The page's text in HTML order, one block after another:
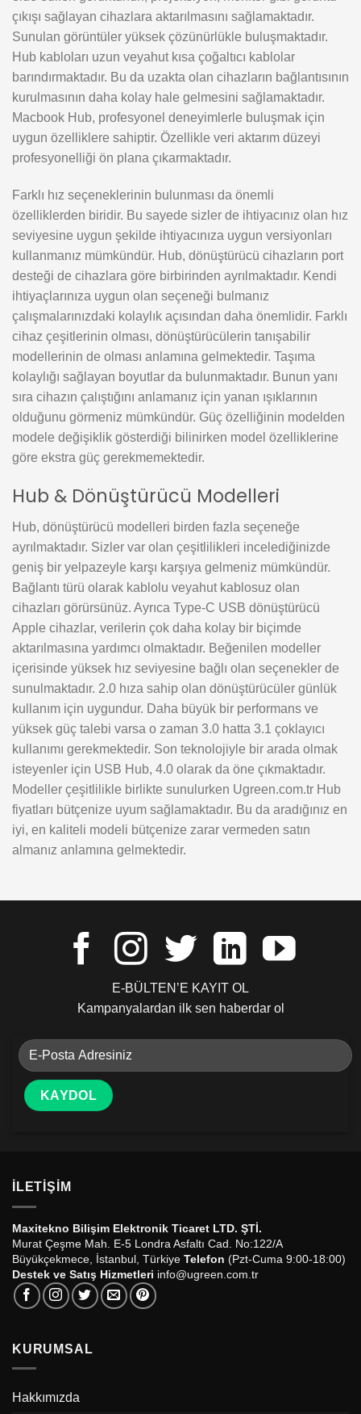
çıkışı sağlayan cihazlara aktarılmasını sağlamaktadır.
Sunulan görüntüler yüksek çözünürlükle buluşmaktadır.
Hub kabloları uzun veyahut kısa çoğaltıcı kablolar
barındırmaktadır. Bu da uzakta olan cihazların bağlantısının
kurulmasının daha kolay hale gelmesini sağlamaktadır.
Macbook Hub, profesyonel deneyimlerle buluşmak için
uygun özelliklere sahiptir. Özellikle veri aktarım düzeyi
profesyonelliği ön plana çıkarmaktadır.
Farklı hız seçeneklerinin bulunması da önemli
özelliklerden biridir. Bu sayede sizler de ihtiyacınız olan hız
seviyesine uygun şekilde ihtiyacınıza uygun versiyonları
kullanmanız mümkündür. Hub, dönüştürücü cihazların port
desteği de cihazlara göre birbirinden ayrılmaktadır. Kendi
ihtiyaçlarınıza uygun olan seçeneği bulmanız
çalışmalarınızdaki kolaylık açısından daha önemlidir. Farklı
cihaz çeşitlerinin olması, dönüştürücülerin tanışabilir
modellerinin de olması anlamına gelmektedir. Taşıma
kolaylığı sağlayan boyutlar da bulunmaktadır. Bunun yanı
sıra cihazın çalıştığını anlamanız için yanan ışıklarının
olduğunu görmeniz mümkündür. Güç özelliğinin modelden
modele değişiklik gösterdiği bilinirken model özelliklerine
göre ekstra güç gerekmemektedir.
Hub & Dönüştürücü Modelleri
Hub, dönüştürücü modelleri birden fazla seçeneğe
ayrılmaktadır. Sizler var olan çeşitlilikleri incelediğinizde
geniş bir yelpazeyle karşı karşıya gelmeniz mümkündür.
Bağlantı türü olarak kablolu veyahut kablosuz olan
cihazları görürsünüz. Ayrıca Type-C USB dönüştürücü
Apple cihazlar, verilerin çok daha kolay bir biçimde
aktarılmasına yardımcı olmaktadır. Beğenilen modeller
içerisinde yüksek hız seviyesine bağlı olan seçenekler de
sunulmaktadır. 2.0 hıza sahip olan dönüştürücüler günlük
kullanım için uygundur. Daha büyük bir performans ve
yüksek güç talebi varsa o zaman 3.0 hatta 3.1 çoklayıcı
kullanımı gerekmektedir. Son teknolojiyle bir arada olmak
isteyenler için USB Hub, 4.0 olarak da öne çıkmaktadır.
Modeller çeşitlilikle birlikte sunulurken Ugreen.com.tr Hub
fiyatları bütçenize uyum sağlamaktadır. Bu da aradığınız en
iyi, en kaliteli modeli bütçenize zarar vermeden satın
almanız anlamına gelmektedir.
E-BÜLTEN’E KAYIT OL
Kampanyalardan ilk sen haberdar ol
İLETIŞIM
Maxitekno Bilişim Elektronik Ticaret LTD. ŞTİ.
Murat Çeşme Mah. E-5 Londra Asfaltı Cad. No:122/A
Büyükçekmece, İstanbul, Türkiye Telefon (Pzt-Cuma 9:00-18:00)
Destek ve Satış Hizmetleri info@ugreen.com.tr
KURUMSAL
Hakkımızda